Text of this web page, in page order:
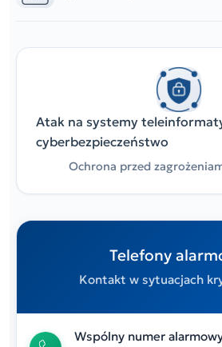
Atak na systemy
cyberbezpieczeństwo
Ochrona przed
Telefony
Kontakt w sytuacjach
Wspólny numer